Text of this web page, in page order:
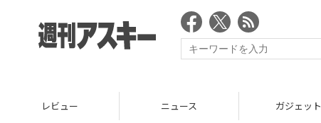
レビュー ニュース ガジェット